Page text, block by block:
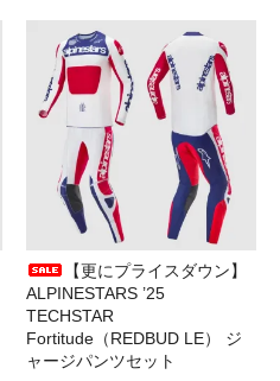
【更にプライスダウン】
ALPINESTARS ’25
TECHSTAR
Fortitude（REDBUD LE） ジ
ャージパンツセット